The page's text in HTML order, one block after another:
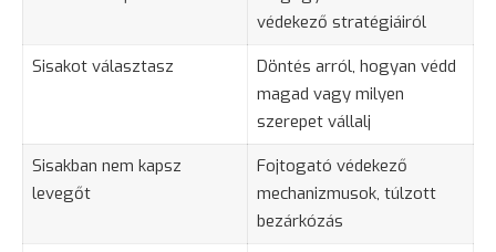
védekező stratégiáiról
Sisakot választasz
Döntés arról, hogyan védd
magad vagy milyen
szerepet vállalj
Sisakban nem kapsz
levegőt
Fojtogató védekező
mechanizmusok, túlzott
bezárkózás